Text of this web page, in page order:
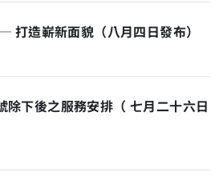
打造嶄新面貌（八月四日發布）
除下後之服務安排（ 七月二十六日